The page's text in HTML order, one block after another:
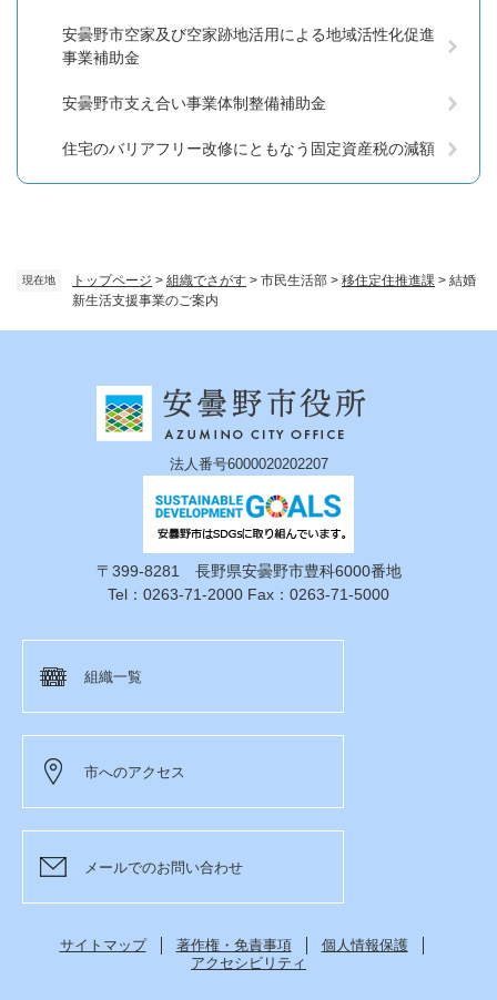
現在地 トップページ > 組織でさがす > 市民生活部 > 移住定住推進課 > 結婚
新生活支援事業のご案内
安曇野市空家及び空家跡地活用による地域活性化促進
事業補助金
安曇野市支え合い事業体制整備補助金
住宅のバリアフリー改修にともなう固定資産税の減額
法人番号6000020202207
〒399-8281 長野県安曇野市豊科6000番地
Tel：0263-71-2000 Fax：0263-71-5000
組織一覧
市へのアクセス
メールでのお問い合わせ
サイトマップ 著作権・免責事項
個人情報保護
アクセシビリティ